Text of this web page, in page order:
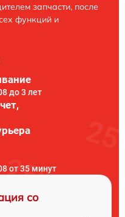
запчасти, после
функций и
до 3 лет
от 35 минут
со